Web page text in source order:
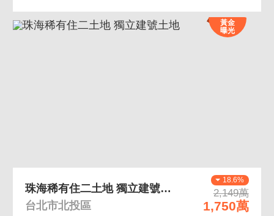
黃金
曝光
18.6%
2,149萬
1,750萬
珠海稀有住二土地 獨立建號土地
台北市北投區